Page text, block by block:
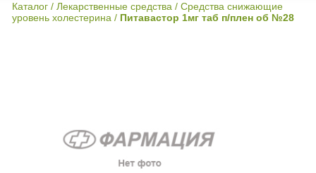
Каталог / Лекарственные средства / Средства снижающие
уровень холестерина / Питавастор 1мг таб п/плен об №28